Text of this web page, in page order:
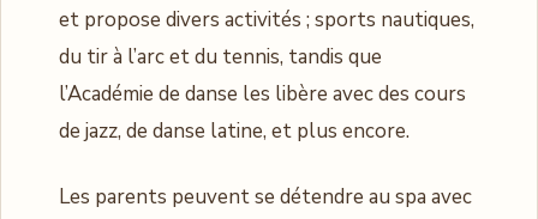
et propose divers activités ; sports nautiques,
du tir à l’arc et du tennis, tandis que
l’Académie de danse les libère avec des cours
de jazz, de danse latine, et plus encore.
Les parents peuvent se détendre au spa avec